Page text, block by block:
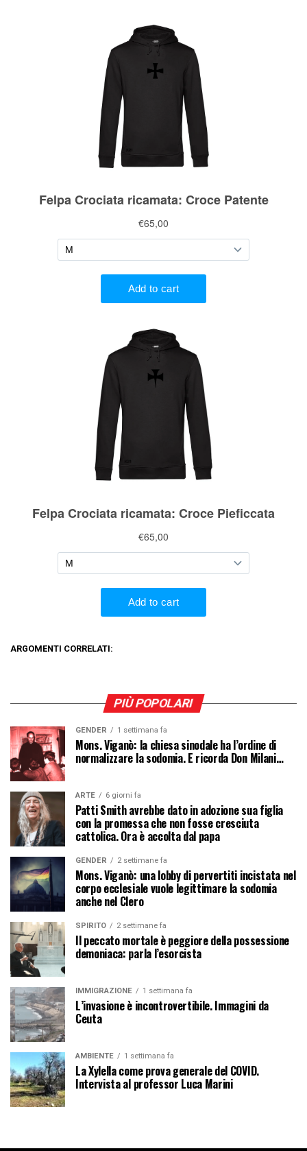
ARGOMENTI CORRELATI:
PIÙ POPOLARI
GENDER 1 settimana fa
Mons. Viganò: la chiesa sinodale ha l’ordine di
normalizzare la sodomia. E ricorda Don Milani…
ARTE 6 giorni fa
Patti Smith avrebbe dato in adozione sua figlia
con la promessa che non fosse cresciuta
cattolica. Ora è accolta dal papa
GENDER 2 settimane fa
Mons. Viganò: una lobby di pervertiti incistata nel
corpo ecclesiale vuole legittimare la sodomia
anche nel Clero
SPIRITO 2 settimane fa
Il peccato mortale è peggiore della possessione
demoniaca: parla l’esorcista
IMMIGRAZIONE 1 settimana fa
L’invasione è incontrovertibile. Immagini da
Ceuta
AMBIENTE 1 settimana fa
La Xylella come prova generale del COVID.
Intervista al professor Luca Marini